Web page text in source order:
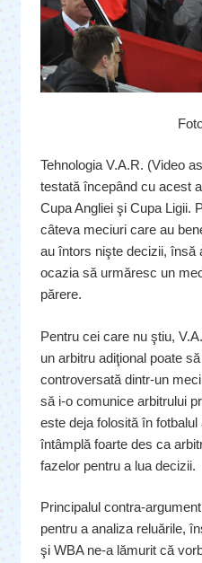
Tehnologia V.A.R. (Video
testată începând cu acest
Cupa Angliei şi Cupa Ligii.
câteva meciuri care au
au întors nişte decizii, însă
ocazia să urmăresc un
părere.
Pentru cei care nu ştiu,
un arbitru adiţional poate
controversată dintr-un
să i-o comunice arbitrului
este deja folosită în
întâmplă foarte des ca
fazelor pentru a lua decizii.
Principalul contra-
pentru a analiza reluările,
şi WBA ne-a lămurit că